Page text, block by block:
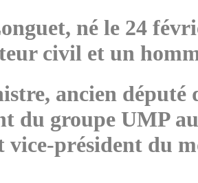
né le 24
civil et un
ancien député
du groupe UMP
vice-président du